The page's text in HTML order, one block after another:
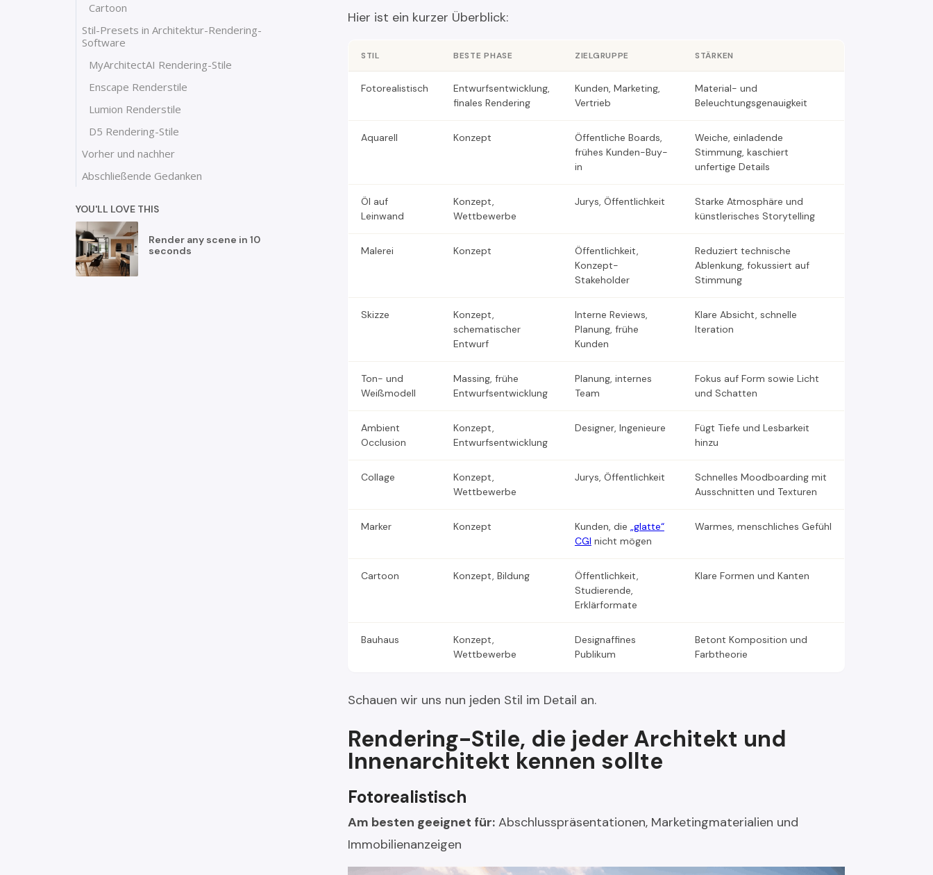
Cartoon
Stil-Presets in Architektur-Rendering-
Software
MyArchitectAI Rendering-Stile
Enscape Renderstile
Lumion Renderstile
D5 Rendering-Stile
Vorher und nachher
Abschließende Gedanken
YOU'LL LOVE THIS
Render any scene in 10
seconds
Hier ist ein kurzer Überblick:
STIL BESTE PHASE ZIELGRUPPE STÄRKEN
Fotorealistisch
Entwurfsentwicklung,
finales Rendering
Kunden, Marketing,
Vertrieb
Material- und
Beleuchtungsgenauigkeit
Aquarell Konzept
Öffentliche Boards,
frühes Kunden-Buy-
in
Weiche, einladende
Stimmung, kaschiert
unfertige Details
Öl auf
Leinwand
Konzept,
Wettbewerbe
Jurys, Öffentlichkeit
Starke Atmosphäre und
künstlerisches Storytelling
Malerei Konzept
Öffentlichkeit,
Konzept-
Stakeholder
Reduziert technische
Ablenkung, fokussiert auf
Stimmung
Skizze
Konzept,
schematischer
Entwurf
Interne Reviews,
Planung, frühe
Kunden
Klare Absicht, schnelle
Iteration
Ton- und
Weißmodell
Massing, frühe
Entwurfsentwicklung
Planung, internes
Team
Fokus auf Form sowie Licht
und Schatten
Ambient
Occlusion
Konzept,
Entwurfsentwicklung
Designer, Ingenieure
Fügt Tiefe und Lesbarkeit
hinzu
Collage
Konzept,
Wettbewerbe
Jurys, Öffentlichkeit
Schnelles Moodboarding mit
Ausschnitten und Texturen
Marker Konzept Kunden, die „glatte“
CGI nicht mögen
Warmes, menschliches Gefühl
Cartoon Konzept, Bildung
Öffentlichkeit,
Studierende,
Erklärformate
Klare Formen und Kanten
Bauhaus
Konzept,
Wettbewerbe
Designaffines
Publikum
Betont Komposition und
Farbtheorie
Schauen wir uns nun jeden Stil im Detail an.
Rendering-Stile, die jeder Architekt und
Innenarchitekt kennen sollte
Fotorealistisch
Am besten geeignet für:Abschlusspräsentationen, Marketingmaterialien und
Immobilienanzeigen